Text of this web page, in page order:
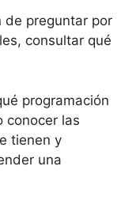
de preguntar por
consultar qué
programación
conocer las
tienen y
una